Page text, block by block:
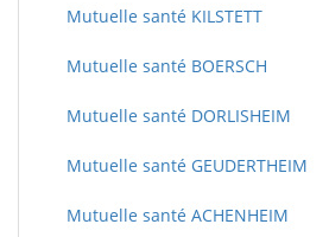
Mutuelle santé KILSTETT
Mutuelle santé BOERSCH
Mutuelle santé DORLISHEIM
Mutuelle santé GEUDERTHEIM
Mutuelle santé ACHENHEIM